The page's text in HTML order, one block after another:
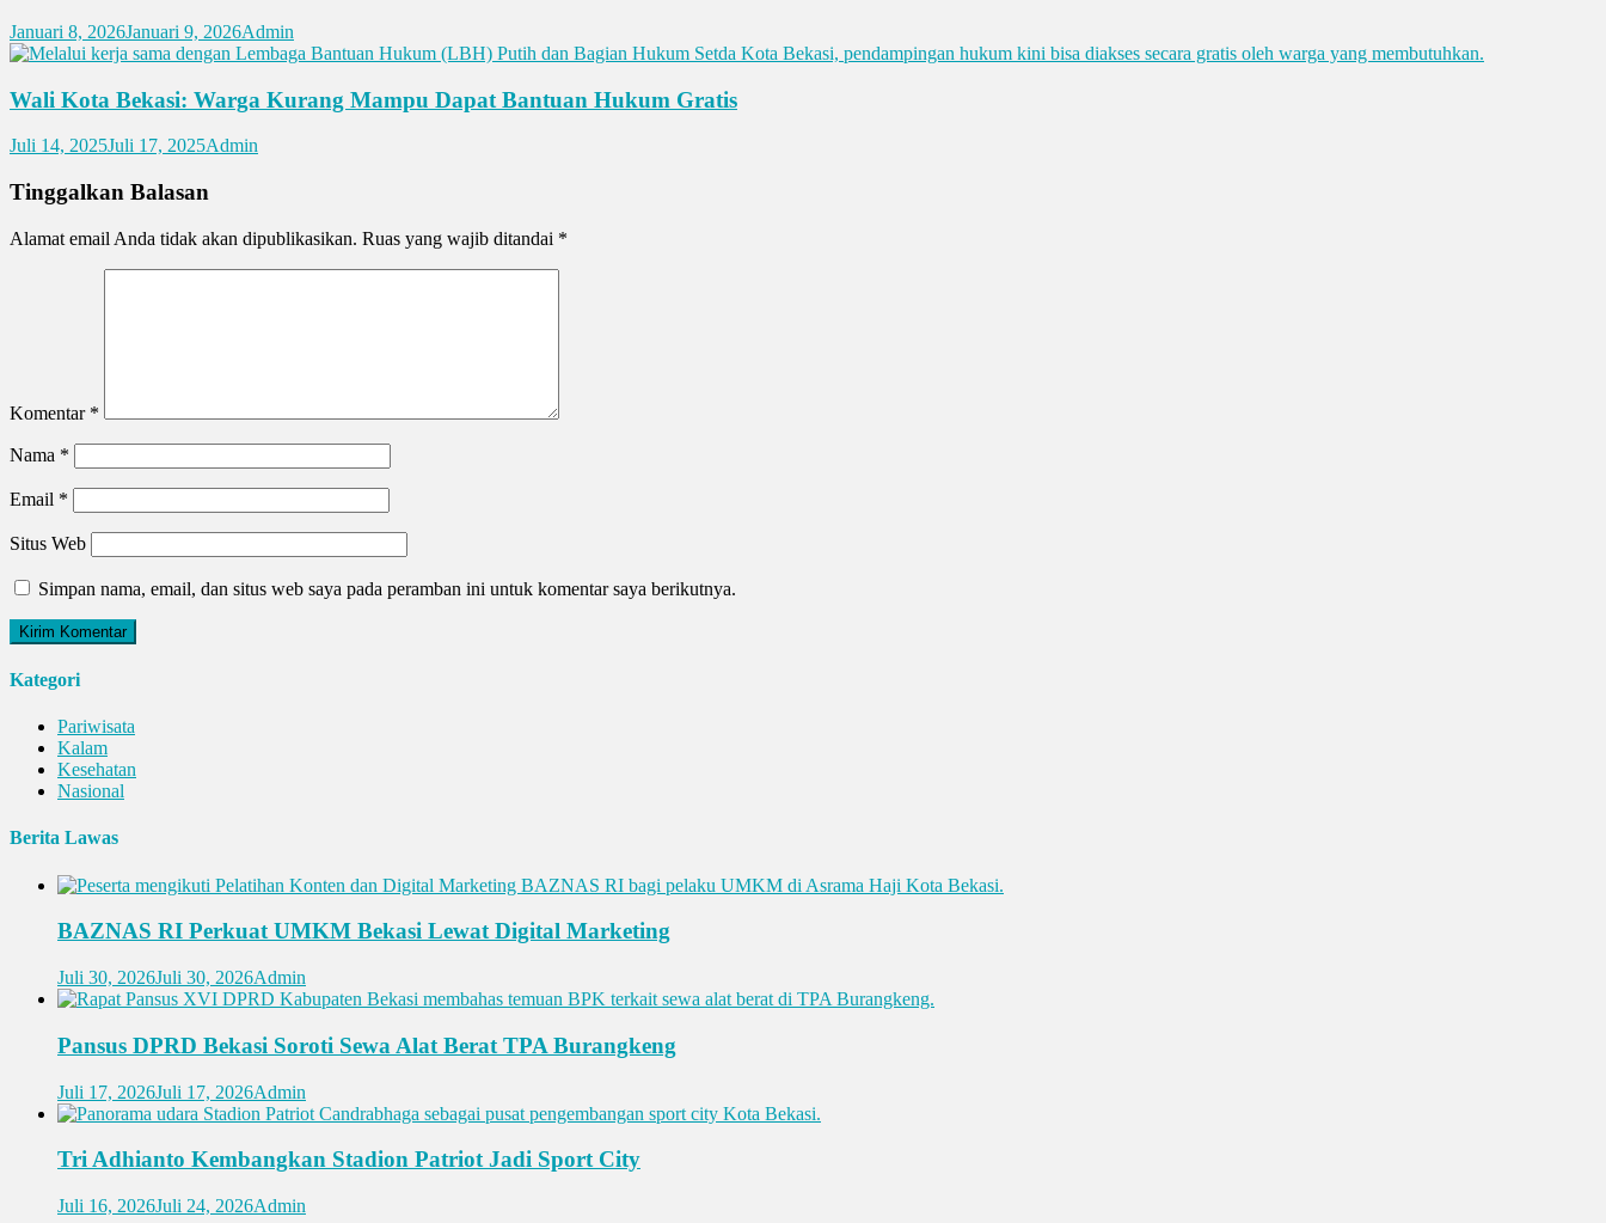
Januari 8, 2026Januari 9, 2026Admin
Wali Kota Bekasi: Warga Kurang Mampu Dapat Bantuan Hukum Gratis
Juli 14, 2025Juli 17, 2025Admin
Tinggalkan Balasan
Alamat email Anda tidak akan dipublikasikan. Ruas yang wajib ditandai *
Komentar *
Nama *
Email *
Situs Web
Simpan nama, email, dan situs web saya pada peramban ini untuk komentar saya berikutnya.
Kategori
Pariwisata
Kalam
Kesehatan
Nasional
Berita Lawas
BAZNAS RI Perkuat UMKM Bekasi Lewat Digital Marketing
Juli 30, 2026Juli 30, 2026Admin
Pansus DPRD Bekasi Soroti Sewa Alat Berat TPA Burangkeng
Juli 17, 2026Juli 17, 2026Admin
Tri Adhianto Kembangkan Stadion Patriot Jadi Sport City
Juli 16, 2026Juli 24, 2026Admin